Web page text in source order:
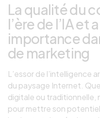
La qualité du
l’ère de l’IA et
importance
de marketing
L’essor de l’intelligence
du paysage Internet.
digitale ou traditionnelle,
pour mettre son